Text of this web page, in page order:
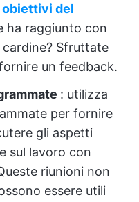
obiettivi del
ha raggiunto con
Sfruttate
un feedback.
: utilizza
per fornire
gli aspetti
sul lavoro con
riunioni non
essere utili